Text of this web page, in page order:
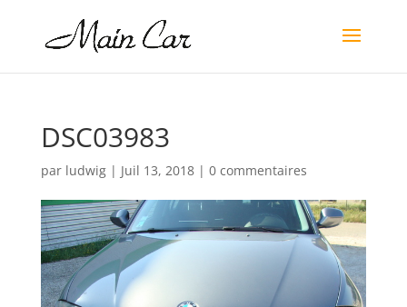
DSC03983
par ludwig| Juil 13, 2018| 0 commentaires